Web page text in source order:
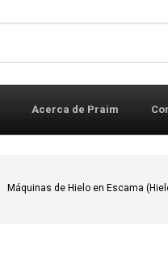
Acerca de Praim
Máquinas de Hielo en Escama